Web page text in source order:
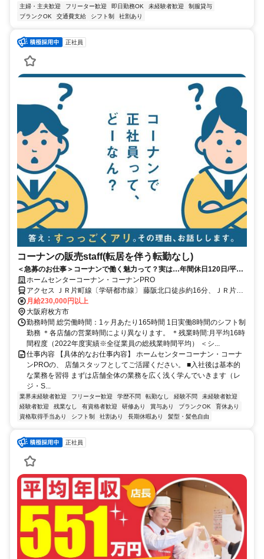
主婦・主夫歓迎 フリーター歓迎 即日勤務OK 未経験者歓迎
制服貸与
ブランクOK
交通費支給 シフト制 社割あり
正社員
コーナンの販売staff(転居を伴う転勤なし)
＜急募のお仕事＞コーナンで働く魅力って？実は…年間休日120日/平均
残業14時間！
ホームセンターコーナン・コーナンPRO
アクセス ＪＲ片町線〔学研都市線〕 藤阪北口徒歩約16分、ＪＲ片町
線〔学研都市線〕 津田徒歩約17分、ＪＲ片町線〔学研都市線〕 長尾
（大阪府）徒歩約37分 【重要】地域限定職の配属について：ご自身
の自宅から片道90分圏内の店舗へ配属となります。本求人の勤務地へ
の配属は確約できませんのでご了承ください。
月給230,000円以上
大阪府枚方市
勤務時間 総労働時間：1ヶ月あたり165時間 1日実働8時間のシフト制
勤務 ＊各店舗の営業時間により異なります。 ＊残業時間:月平均16時
間程度（2022年度実績※全従業員の総残業時間平均） ＜シ...
仕事内容 【具体的なお仕事内容】 ホームセンターコーナン・コーナ
ンPROの、 店舗スタッフとしてご活躍ください。 ■入社後は基本的
な業務を習得 まずは店舗全体の業務を広く浅く学んでいきます（レ
ジ・S...
業界未経験者歓迎 フリーター歓迎 学歴不問 転勤なし 経験不問
未経験者歓迎
経験者歓迎
残業なし 有資格者歓迎 研修あり 賞与あり ブランクOK
育休あり
資格取得手当あり
シフト制 社割あり 長期休暇あり 髪型・髪色自由
正社員